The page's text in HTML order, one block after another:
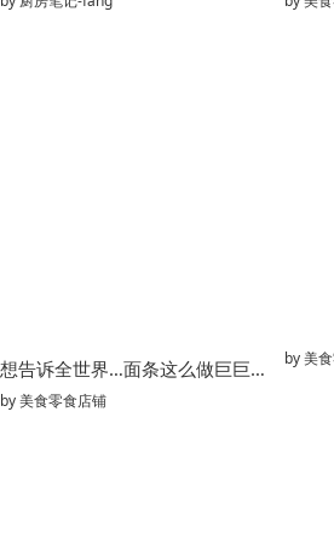
想告诉全世界…面条这么做巨巨巨好吃
by美食零食店铺
by美